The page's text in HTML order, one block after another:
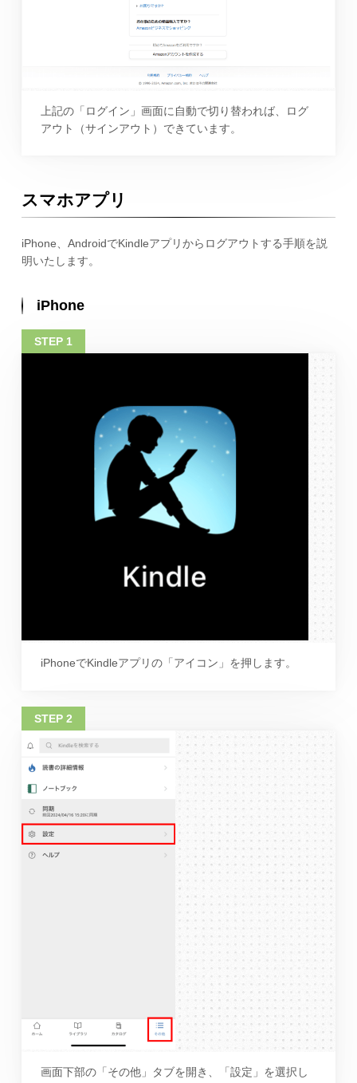
上記の「ログイン」画面に自動で切り替われば、ログ
アウト（サインアウト）できています。
スマホアプリ
iPhone、AndroidでKindleアプリからログアウトする手順を説
明いたします。
iPhone
iPhoneでKindleアプリの「アイコン」を押します。
画面下部の「その他」タブを開き、「設定」を選択し